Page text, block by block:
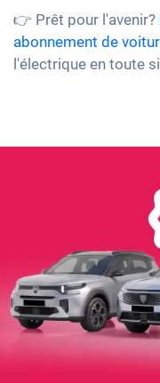
👉 Prêt pour l'avenir?
abonnement de
l'électrique en toute